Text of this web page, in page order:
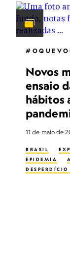
Novos
ensaio
hábitos
11 de maio de
BRASIL
EPIDEMIA